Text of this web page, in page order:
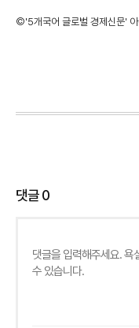
©'5개국어 글로벌 경제신문' 아
댓글0